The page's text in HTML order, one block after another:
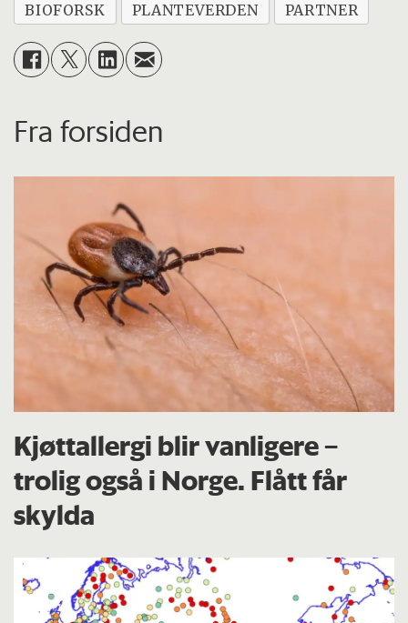
BIOFORSK
PLANTEVERDEN PARTNER
Fra forsiden
Kjøttallergi blir vanligere –
trolig også i Norge. Flått får
skylda